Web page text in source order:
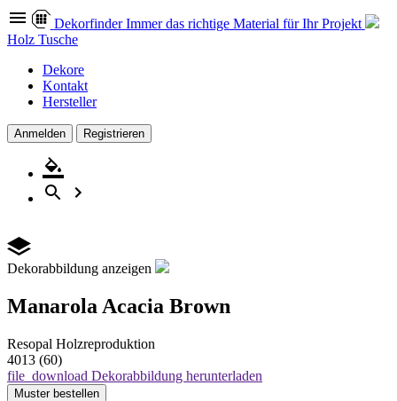
Dekorfinder Immer das richtige Material für Ihr Projekt
Holz Tusche
Dekore
Kontakt
Hersteller
Anmelden Registrieren
Dekorabbildung anzeigen
Manarola Acacia Brown
Resopal Holzreproduktion
4013 (60)
file_download Dekorabbildung herunterladen
Muster bestellen